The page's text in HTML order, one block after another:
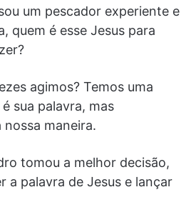
um pescador experiente e
quem é esse Jesus para
agimos? Temos uma
sua palavra, mas
maneira.
tomou a melhor decisão,
a palavra de Jesus e lançar